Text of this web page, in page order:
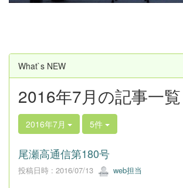
What`s NEW
2016年7月の記事一覧
2016年7月 5件
尾瀬高通信第180号
投稿日時 : 2016/07/13 web担当